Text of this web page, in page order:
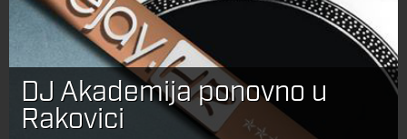
DJ Akademija ponovno u
Rakovici